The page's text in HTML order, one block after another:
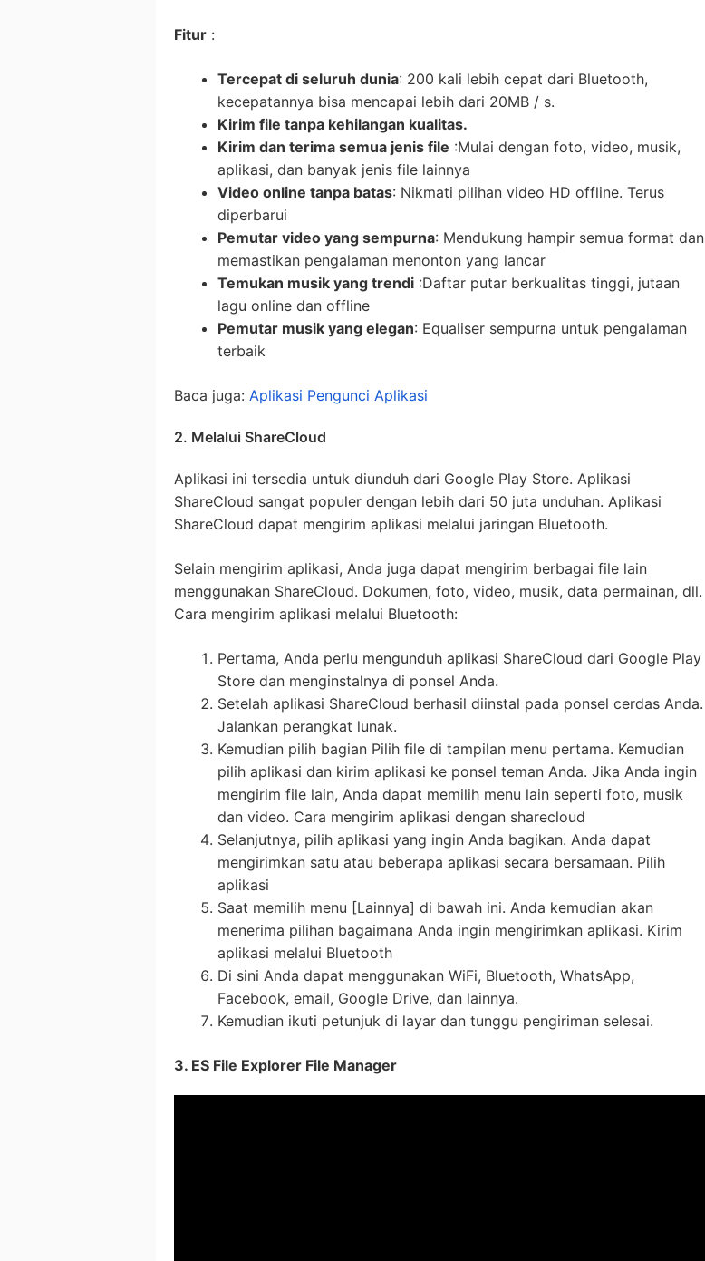
Fitur :
Tercepat di seluruh dunia: 200 kali lebih cepat dari Bluetooth,
kecepatannya bisa mencapai lebih dari 20MB / s.
Kirim file tanpa kehilangan kualitas.
Kirim dan terima semua jenis file :Mulai dengan foto, video, musik,
aplikasi, dan banyak jenis file lainnya
Video online tanpa batas: Nikmati pilihan video HD offline. Terus
diperbarui
Pemutar video yang sempurna: Mendukung hampir semua format dan
memastikan pengalaman menonton yang lancar
Temukan musik yang trendi :Daftar putar berkualitas tinggi, jutaan
lagu online dan offline
Pemutar musik yang elegan: Equaliser sempurna untuk pengalaman
terbaik
Baca juga: Aplikasi Pengunci Aplikasi
2. Melalui ShareCloud
Aplikasi ini tersedia untuk diunduh dari Google Play Store. Aplikasi
ShareCloud sangat populer dengan lebih dari 50 juta unduhan. Aplikasi
ShareCloud dapat mengirim aplikasi melalui jaringan Bluetooth.
Selain mengirim aplikasi, Anda juga dapat mengirim berbagai file lain
menggunakan ShareCloud. Dokumen, foto, video, musik, data permainan, dll.
Cara mengirim aplikasi melalui Bluetooth:
Pertama, Anda perlu mengunduh aplikasi ShareCloud dari Google Play
Store dan menginstalnya di ponsel Anda.
Setelah aplikasi ShareCloud berhasil diinstal pada ponsel cerdas Anda.
Jalankan perangkat lunak.
Kemudian pilih bagian Pilih file di tampilan menu pertama. Kemudian
pilih aplikasi dan kirim aplikasi ke ponsel teman Anda. Jika Anda ingin
mengirim file lain, Anda dapat memilih menu lain seperti foto, musik
dan video. Cara mengirim aplikasi dengan sharecloud
Selanjutnya, pilih aplikasi yang ingin Anda bagikan. Anda dapat
mengirimkan satu atau beberapa aplikasi secara bersamaan. Pilih
aplikasi
Saat memilih menu [Lainnya] di bawah ini. Anda kemudian akan
menerima pilihan bagaimana Anda ingin mengirimkan aplikasi. Kirim
aplikasi melalui Bluetooth
Di sini Anda dapat menggunakan WiFi, Bluetooth, WhatsApp,
Facebook, email, Google Drive, dan lainnya.
Kemudian ikuti petunjuk di layar dan tunggu pengiriman selesai.
3. ES File Explorer File Manager